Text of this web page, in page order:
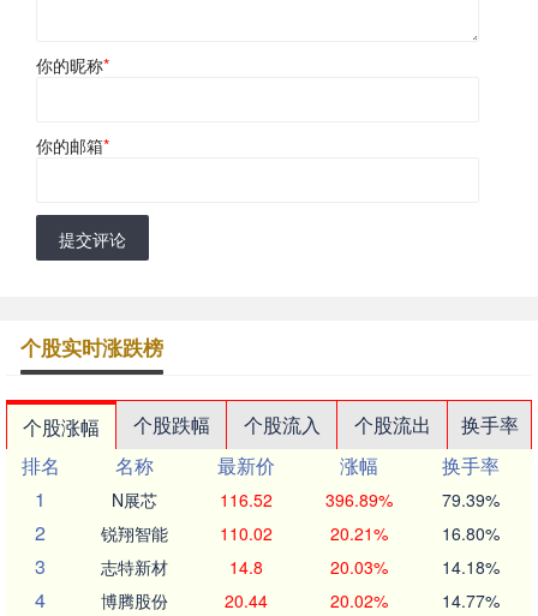
你的昵称*
你的邮箱*
提交评论
个股实时涨跌榜
个股涨幅 个股跌幅 个股流入 个股流出
换手率
排名
名称 最新价 涨幅
换手率
1
N展芯 116.52 396.89% 79.39%
2 锐翔智能 110.02 20.21% 16.80%
3 志特新材 14.8 20.03% 14.18%
4 博腾股份 20.44 20.02% 14.77%